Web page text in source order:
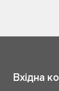
Вхідна